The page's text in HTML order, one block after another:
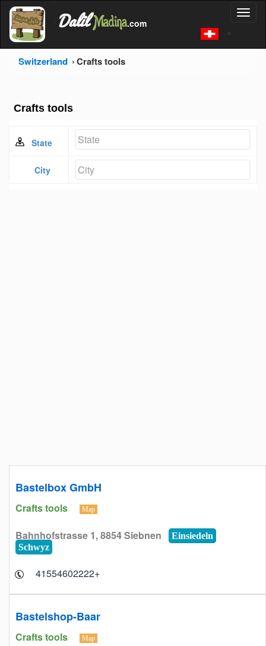
'
Dalil Madina.com
Switzerland Crafts tools
Crafts tools
State
City
Bastelbox GmbH
Crafts tools Map
Bahnhofstrasse 1, 8854 Siebnen
Einsiedeln
Schwyz
+41554602222
Bastelshop-Baar
Crafts tools Map